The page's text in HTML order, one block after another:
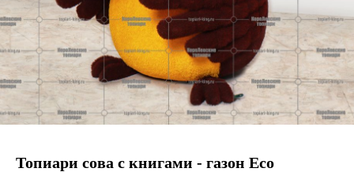
Топиари сова с книгами - газон Eco